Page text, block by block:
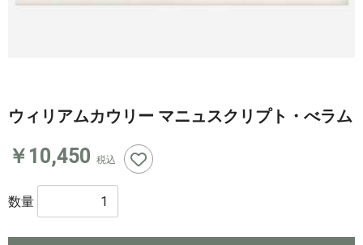
ウィリアムカウリー マニュスクリプト・べラム
￥10,450 税込
数量